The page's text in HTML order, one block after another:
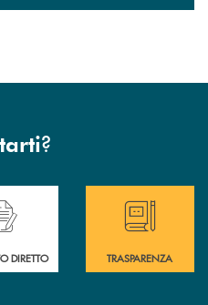
?
di assistenza immediata ?
DIRETTO
Hai bisogno di
TRASPARENZA